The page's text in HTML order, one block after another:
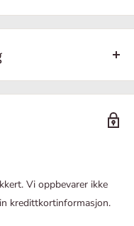
som gir en forventet
av hvor i Norge varene
vises i kassen ved
Vi oppbevarer ikke
kredittkortinformasjon.